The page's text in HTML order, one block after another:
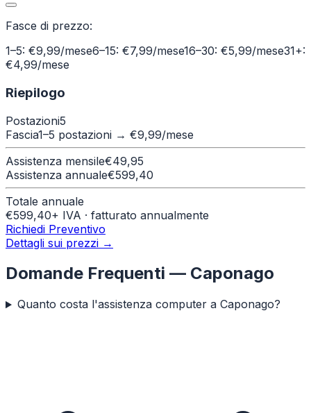
Fasce di prezzo:
1–5: €9,99/mese6–15: €7,99/mese16–30: €5,99/mese31+:
€4,99/mese
Riepilogo
Postazioni5
Fascia1–5 postazioni → €9,99/mese
Assistenza mensile€49,95
Assistenza annuale€599,40
Totale annuale
€599,40+ IVA · fatturato annualmente
Richiedi Preventivo
Dettagli sui prezzi →
Domande Frequenti — Caponago
Quanto costa l'assistenza computer a Caponago?